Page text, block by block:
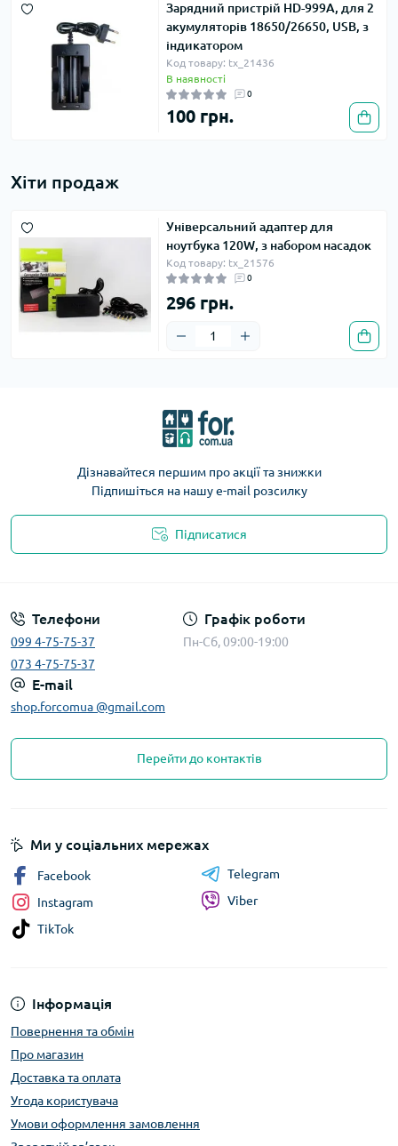
Зарядний пристрій HD-999A, для 2
акумуляторів 18650/26650, USB, з
індикатором
Код товару: tx_21436
В наявності
0
100 грн.
Хіти продаж
Універсальний адаптер для
ноутбука 120W, з набором насадок
Код товару: tx_21576
0
296 грн.
Дізнавайтеся першим про акції та знижки
Підпишіться на нашу e-mail розсилку
Підписатися
Телефони
099 4-75-75-37
073 4-75-75-37
Графік роботи
Пн-Сб, 09:00-19:00
E-mail
shop.forcomua @gmail.com
Перейти до контактів
Інформація
Повернення та обмін
Про магазин
Доставка та оплата
Угода користувача
Умови оформлення замовлення
Ми у соціальних мережах
Facebook
Instagram
TikTok
Telegram
Viber